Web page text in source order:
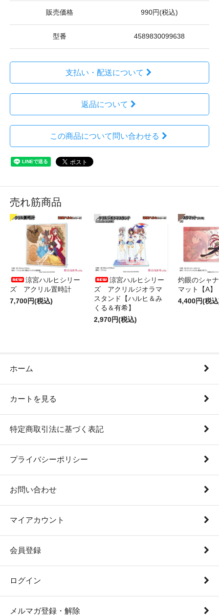
販売価格 990円(税込)
型番 4589830099638
支払い・配送について
返品について
この商品について問い合わせる
売れ筋商品
涼宮ハルヒシリー
ズ アクリル置時計
7,700円(税込)
涼宮ハルヒシリー
ズ アクリルジオラマ
スタンド【ハルヒ＆み
くる＆有希】
2,970円(税込)
灼眼のシャ
マット【A】
4,400円(税
ホーム
カートを見る
特定商取引法に基づく表記
プライバシーポリシー
お問い合わせ
マイアカウント
会員登録
ログイン
メルマガ登録・解除